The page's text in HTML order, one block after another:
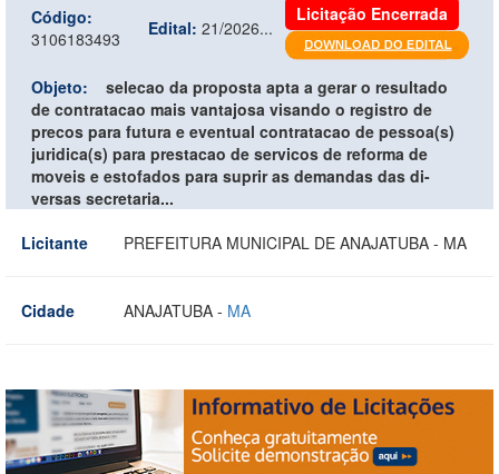
Código:
3106183493
Edital: 21/2026...
Licitação Encerrada
Objeto:
selecao da proposta apta a gerar o resultado
de contratacao mais vantajosa visando o registro de
precos para futura e eventual contratacao de pessoa(s)
juridica(s) para prestacao de servicos de reforma de
moveis e estofados para suprir as demandas das di-
versas secretaria...
Licitante
PREFEITURA MUNICIPAL DE ANAJATUBA - MA
Cidade ANAJATUBA - MA